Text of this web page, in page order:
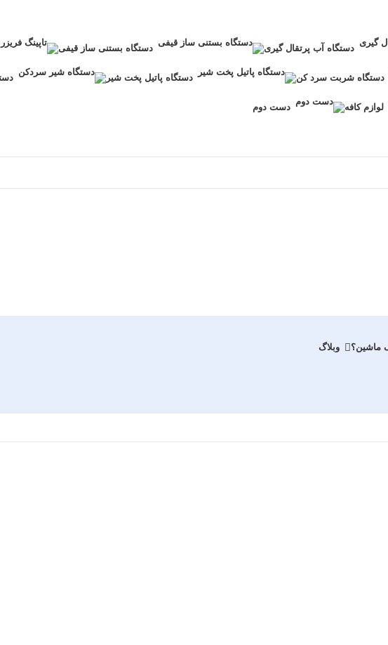
دستگاه آب پرتقال گیری دستگاه بستنی ساز قیفی
دستگاه شربت سرد کن دستگاه پاتیل پخت شیر
لوازم کافه دست دوم
ماشین؟ وبلاگ